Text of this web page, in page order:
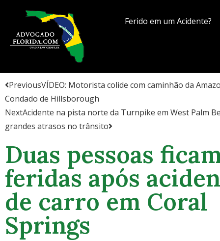
Ferido em um Acidente?
PreviousVÍDEO: Motorista colide com caminhão da
Condado de Hillsborough
NextAcidente na pista norte da Turnpike em West Palm
grandes atrasos no trânsito
Duas pessoas
feridas após
de carro em Coral
Springs